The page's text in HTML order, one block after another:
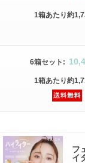
1箱あたり約
6箱セット :
1箱あたり約
フ
イ